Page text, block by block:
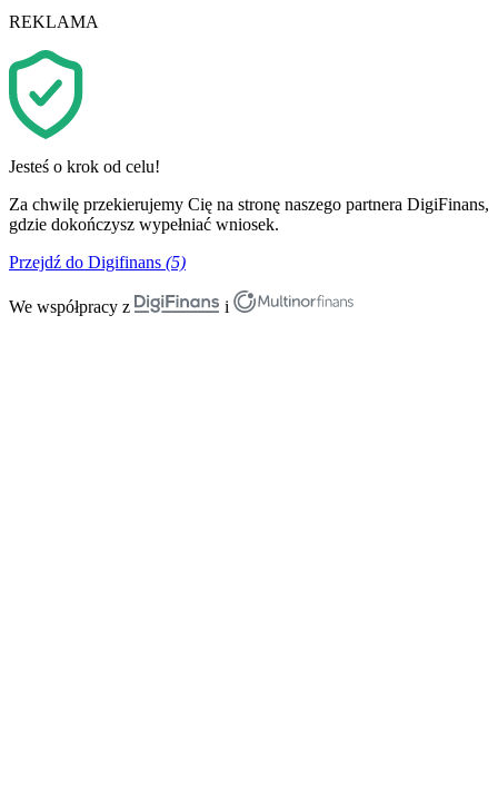
REKLAMA
Jesteś o krok od celu!
Za chwilę przekierujemy Cię na stronę naszego partnera DigiFinans,
gdzie dokończysz wypełniać wniosek.
Przejdź do Digifinans (5)
We współpracy z i